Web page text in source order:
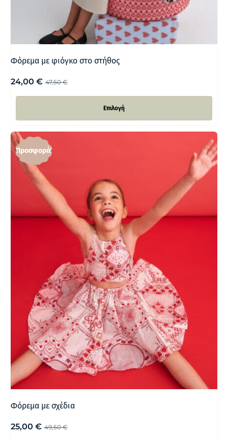
Φόρεμα με φιόγκο στο στήθος
47,50€
24,00 €
Επιλογή
Προσφορά!
Φόρεμα με σχέδια
49,50€
25,00 €